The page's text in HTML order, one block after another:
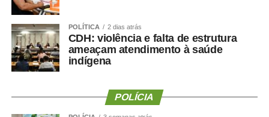
judicias”, pontua.
A contadora credenciada desde 2021, Janiluce Duarte
Gonzaga, aprovou a iniciativa e destacou a importância
da capacitação para a padronização dos procedimentos e
o aprimoramento do trabalho desenvolvido pelos
POLÍTICA 2 dias atrás
CDH: violência e falta de estrutura
ameaçam atendimento à saúde
indígena
POLÍCIA